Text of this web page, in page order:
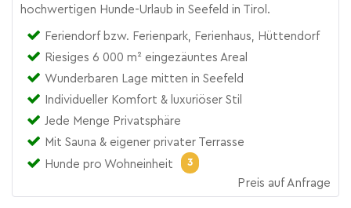
hochwertigen Hunde-Urlaub in Seefeld in Tirol.
Feriendorf bzw. Ferienpark, Ferienhaus, Hüttendorf
Riesiges 6 000 m² eingezäuntes Areal
Wunderbaren Lage mitten in Seefeld
Individueller Komfort & luxuriöser Stil
Jede Menge Privatsphäre
Mit Sauna & eigener privater Terrasse
Hunde pro Wohneinheit
3
Preis auf Anfrage